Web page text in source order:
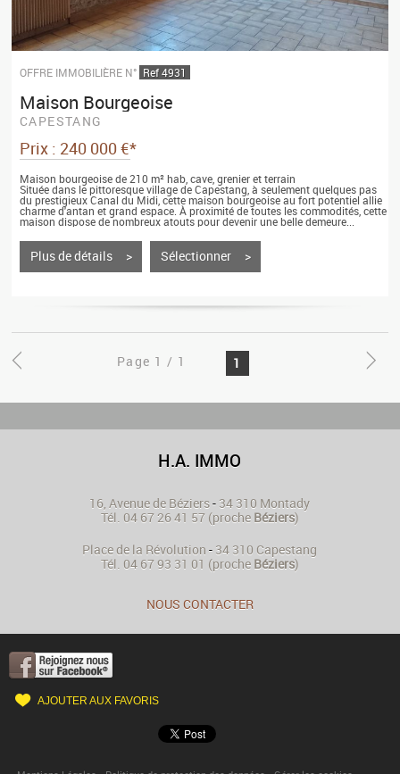
OFFRE IMMOBILIÈRE N° Ref 4931
Maison Bourgeoise
CAPESTANG
Prix : 240 000 €*
Maison bourgeoise de 210 m² hab, cave, grenier et terrain
Située dans le pittoresque village de Capestang, à seulement quelques pas
du prestigieux Canal du Midi, cette maison bourgeoise au fort potentiel allie
charme d'antan et grand espace. À proximité de toutes les commodités, cette
maison dispose de nombreux atouts pour devenir une belle demeure...
Plus de détails > Sélectionner >
Page 1 / 1 1
H.A. IMMO
16, Avenue de Béziers- 34 310 Montady
Tél. 04 67 26 41 57(proche Béziers)
Place de la Révolution - 34 310 Capestang
Tél. 04 67 93 31 01 (proche Béziers)
NOUS CONTACTER
AJOUTER AUX FAVORIS